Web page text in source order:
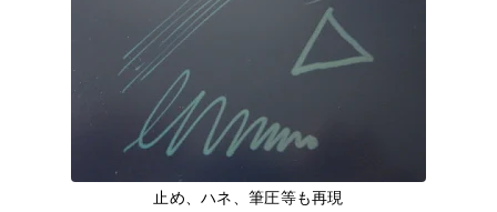
止め、ハネ、筆圧等も再現